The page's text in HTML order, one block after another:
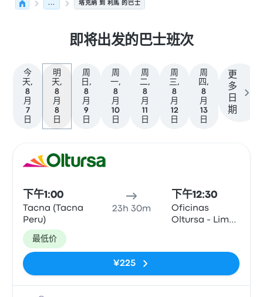
... 塔克纳 到 利馬 的巴士
即将出发的巴士班次
今
天,
8
月
7
日
明
天,
8
月
8
日
周
日,
8
月
9
日
周
一,
8
月
10
日
周
二,
8
月
11
日
周
三,
8
月
12
日
周
四,
8
月
13
日
更
多
日
期
下午1:00
Tacna (Tacna
Peru)
23h 30m
下午12:30
Oficinas
Oltursa - Lima
最低价
¥225